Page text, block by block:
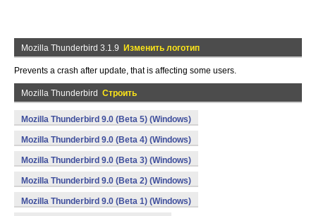
Mozilla Thunderbird 3.1.9 Изменить логотип
Prevents a crash after update, that is affecting some users.
Mozilla Thunderbird Строить
Mozilla Thunderbird 9.0 (Beta 5) (Windows)
Mozilla Thunderbird 9.0 (Beta 4) (Windows)
Mozilla Thunderbird 9.0 (Beta 3) (Windows)
Mozilla Thunderbird 9.0 (Beta 2) (Windows)
Mozilla Thunderbird 9.0 (Beta 1) (Windows)